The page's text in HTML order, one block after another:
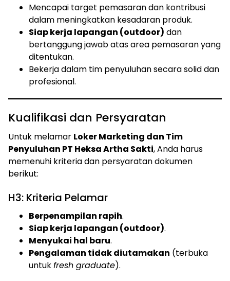
Mencapai target pemasaran dan kontribusi
dalam meningkatkan kesadaran produk.
Siap kerja lapangan (outdoor) dan
bertanggung jawab atas area pemasaran yang
ditentukan.
Bekerja dalam tim penyuluhan secara solid dan
profesional.
Kualifikasi dan Persyaratan
Untuk melamar Loker Marketing dan Tim
Penyuluhan PT Heksa Artha Sakti, Anda harus
memenuhi kriteria dan persyaratan dokumen
berikut:
H3: Kriteria Pelamar
Berpenampilan rapih.
Siap kerja lapangan (outdoor).
Menyukai hal baru.
Pengalaman tidak diutamakan (terbuka
untukfresh graduate).